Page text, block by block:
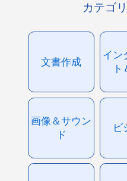
カテゴ
文書作成
イン
画像＆サウン
ド
ビ